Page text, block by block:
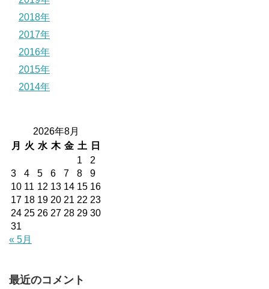
2018年
2017年
2016年
2015年
2014年
2026年8月
月
火 水 木 金 土
日
1
2
3
4 5 6 7 8
9
10 11 12 13 14 15 16
17 18 19 20 21 22 23
24 25 26 27 28 29 30
31
« 5月
最近のコメント